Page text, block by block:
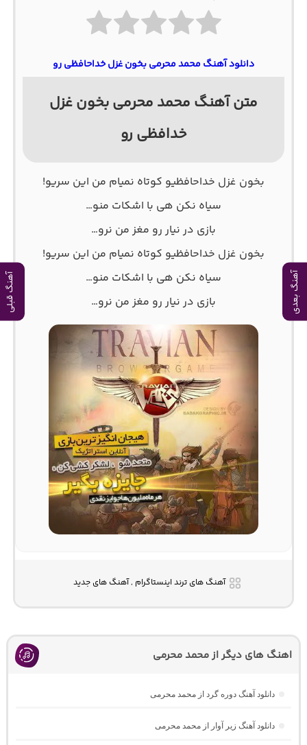
آهنگ بعدی آهنگ قبلی
دانلود آهنگ محمد محرمی بخون غزل خداحافظی رو
متن آهنگ محمد محرمی بخون غزل
خدافظی رو
ﺑﺨﻮن ﻏﺰل خداحافظیو ﻛﻮﺗﺎه ﻧﻤﻴﺎم ﻣﻦ اﻳﻦ ﺳﺮﻳﻮ!
ﺳﻴﺎه ﻧﻜﻦ ﻫﻰ ﺑﺎ اﺷﻜﺎت ﻣﻨﻮ‌…
ﺑﺎزی در ﻧﻴﺎر رو مغز من نرو…
ﺑﺨﻮن ﻏﺰل خداحافظیو ﻛﻮﺗﺎه ﻧﻤﻴﺎم ﻣﻦ اﻳﻦ ﺳﺮﻳﻮ!
ﺳﻴﺎه ﻧﻜﻦ ﻫﻰ ﺑﺎ اﺷﻜﺎت ﻣﻨﻮ‌…
ﺑﺎزی در ﻧﻴﺎر رو مغز من نرو…
آهنگ های ترند اینستاگرام , آهنگ های جدید
اهنگ های دیگر از محمد محرمی
دانلود آهنگ دوره گرد از محمد محرمی
دانلود آهنگ زیر آوار از محمد محرمی